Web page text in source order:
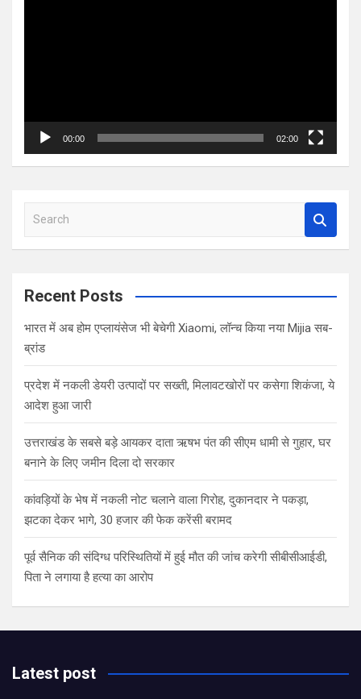
00:00 02:00
a
c
Recent Posts
भारत में अब होम एप्लायंसेज भी बेचेगी Xiaomi, लॉन्च किया नया Mijia सब-
ब्रांड
प्रदेश में नकली डेयरी उत्पादों पर सख्ती, मिलावटखोरों पर कसेगा शिकंजा, ये
आदेश हुआ जारी
उत्तराखंड के सबसे बड़े आयकर दाता ऋषभ पंत की सीएम धामी से गुहार, घर
बनाने के लिए जमीन दिला दो सरकार
कांवड़ियों के भेष में नकली नोट चलाने वाला गिरोह, दुकानदार ने पकड़ा,
झटका देकर भागे, 30 हजार की फेक करेंसी बरामद
पूर्व सैनिक की संदिग्ध परिस्थितियों में हुई मौत की जांच करेगी सीबीसीआईडी,
पिता ने लगाया है हत्या का आरोप
Latest post